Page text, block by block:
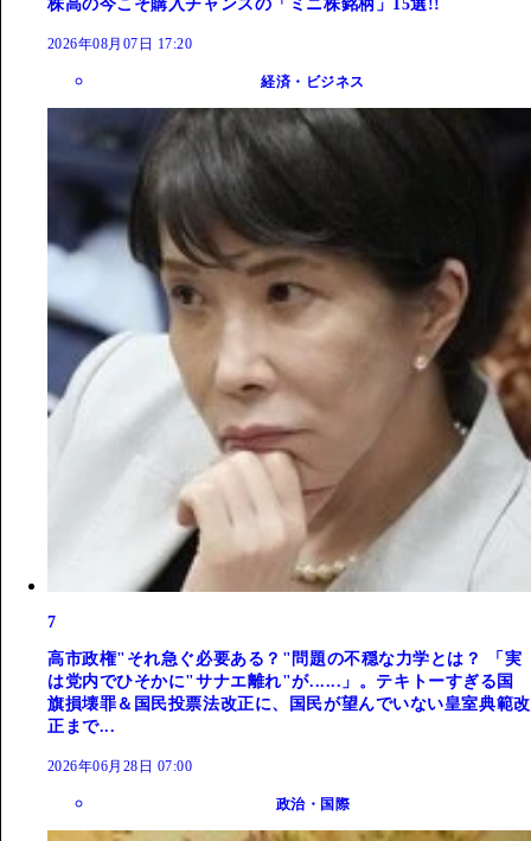
株高の今こそ購入チャンスの「ミニ株銘柄」15選!!
2026年08月07日 17:20
経済・ビジネス
7
高市政権"それ急ぐ必要ある？"問題の不穏な力学とは？ 「実
は党内でひそかに"サナエ離れ"が......」。テキトーすぎる国
旗損壊罪＆国民投票法改正に、国民が望んでいない皇室典範改
正まで...
2026年06月28日 07:00
政治・国際